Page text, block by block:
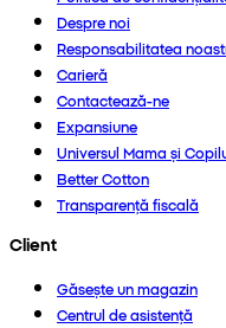
Despre noi
Responsabilitatea
Carieră
Contactează-ne
Expansiune
Universul Mama și
Better Cotton
Transparență fiscală
Client
Găsește un magazin
Centrul de asistență